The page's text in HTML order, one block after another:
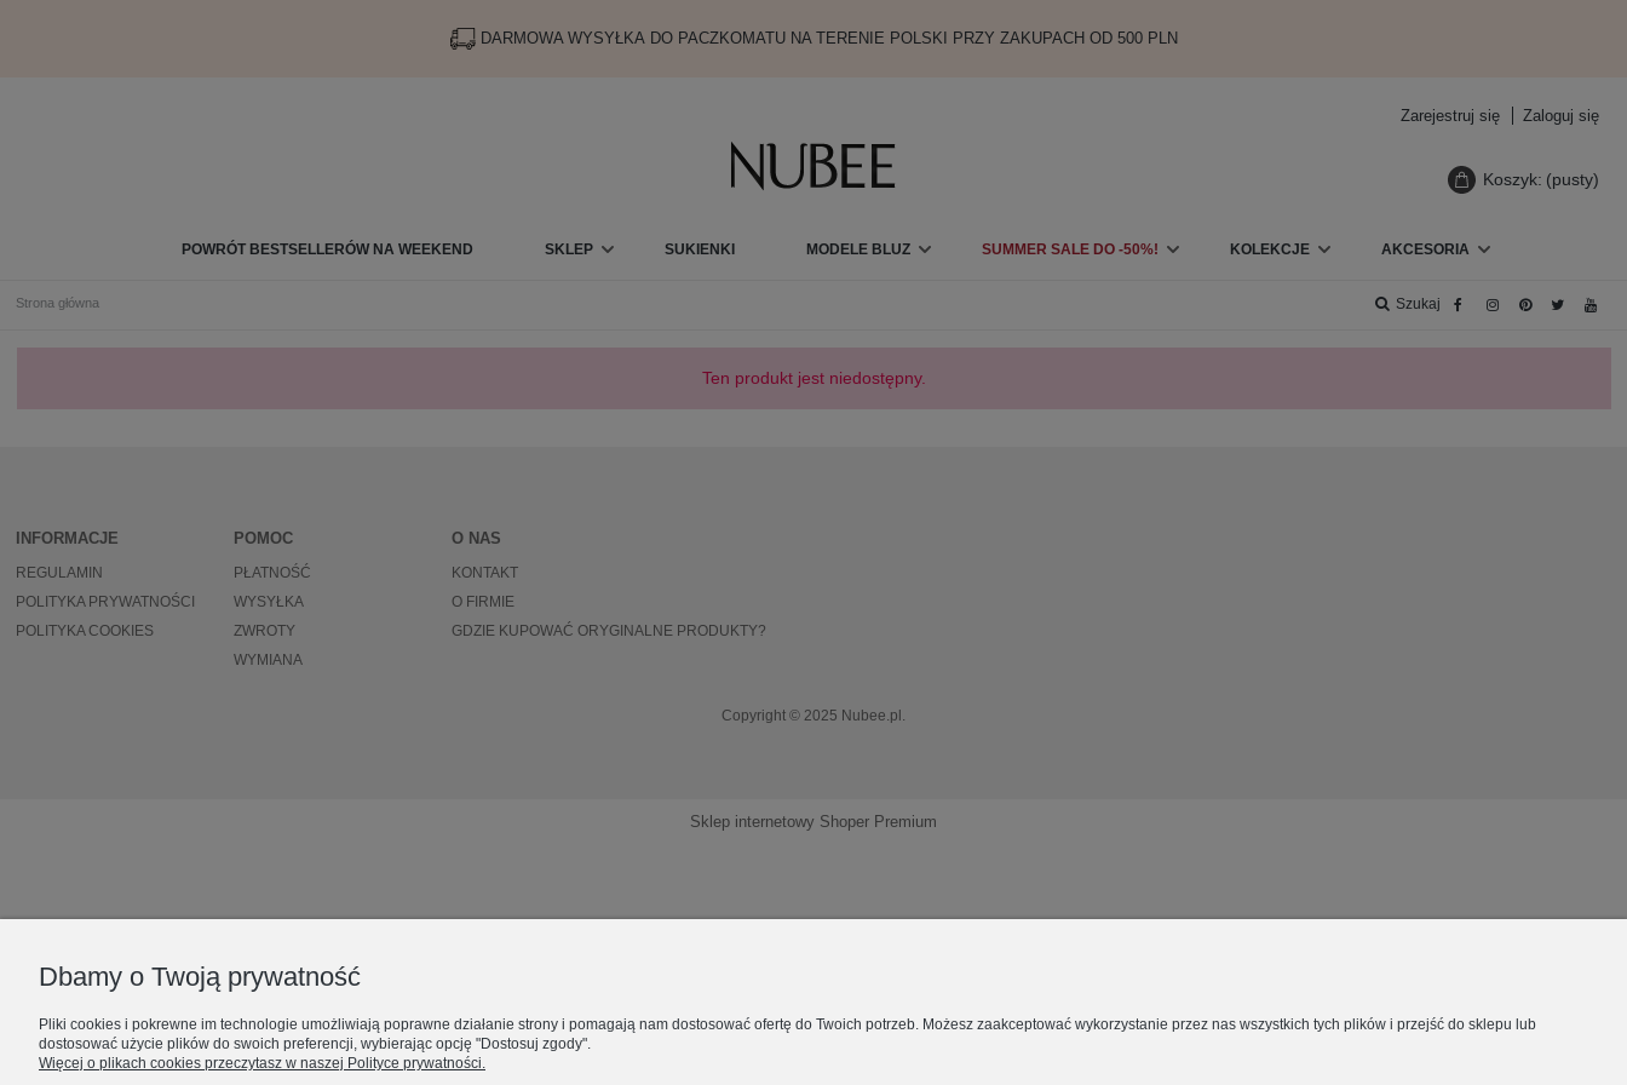
DARMOWA WYSYŁKA DO PACZKOMATU NA TERENIE POLSKI PRZY ZAKUPACH OD 500 PLN
Zarejestruj się Zaloguj się
Koszyk: (pusty)
POWRÓT BESTSELLERÓW NA WEEKEND SKLEP SUKIENKI MODELE BLUZ SUMMER SALE DO -50%! KOLEKCJE AKCESORIA
Strona główna
Ten produkt jest niedostępny.
INFORMACJE
REGULAMIN
POLITYKA PRYWATNOŚCI
POLITYKA COOKIES
POMOC
PŁATNOŚĆ
WYSYŁKA
ZWROTY
WYMIANA
O NAS
KONTAKT
O FIRMIE
GDZIE KUPOWAĆ ORYGINALNE PRODUKTY?
Copyright © 2025 Nubee.pl.
Sklep internetowy Shoper Premium
Dbamy o Twoją prywatność
Pliki cookies i pokrewne im technologie umożliwiają poprawne działanie strony i pomagają nam dostosować ofertę do Twoich potrzeb. Możesz zaakceptować wykorzystanie przez nas wszystkich tych plików i przejść do sklepu lub
dostosować użycie plików do swoich preferencji, wybierając opcję "Dostosuj zgody".
Więcej o plikach cookies przeczytasz w naszej Polityce prywatności.